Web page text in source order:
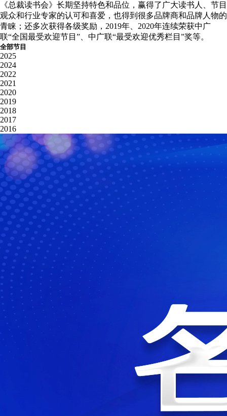
《总裁读书会》长期坚持特色和品位，赢得了广大读书人、节目
观众和行业专家的认可和喜爱，也得到很多品牌商和品牌人物的
青睐；还多次获得各级奖励，2019年、2020年连续荣获中广
联“全国最受欢迎节目”、中广联“最受欢迎优秀栏目”奖等。
全部节目
2025
2024
2022
2021
2020
2019
2018
2017
2016